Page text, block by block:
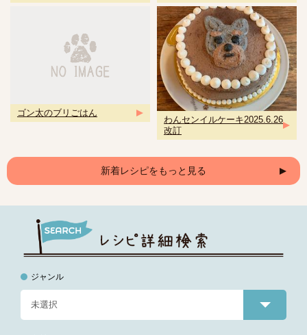
ゴン太のブリごはん
わんセンイルケーキ2025.6.26
改訂
新着レシピをもっと見る
ジャンル